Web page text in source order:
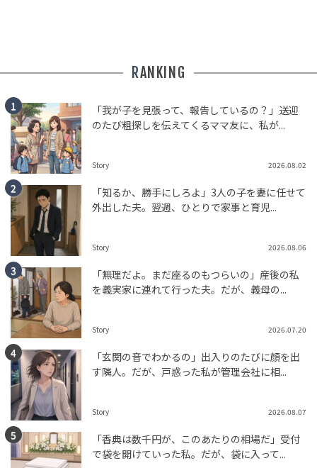
RANKING
「我が子を見張って、報告しているの？」送迎
のたび粗探しを伝えてくるママ友に、私が...
Story 2026.08.02
「知るか、勝手にしろよ」3人の子を妻に任せて
外出した夫。翌週、ひとりで家事と育児...
Story 2026.08.06
「無理だよ。まだ座るのもつらいの」産後の私
を義実家に連れて行った夫。だが、義母の...
Story 2026.07.20
「玄関の音でわかるの」出入りのたびに顔を出
す隣人。だが、戸惑った私が管理会社に相...
Story 2026.08.07
「香典は数千円が、このあたりの相場だ」受付
で袋を開けていった私。だが、袋に入って...